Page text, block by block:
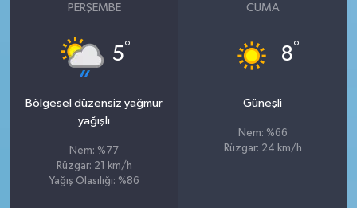
PERŞEMBE
5°
Bölgesel düzensiz yağmur
yağışlı
Nem: %77
Rüzgar: 21 km/h
Yağış Olasılığı: %86
CUMA
8°
Güneşli
Nem: %66
Rüzgar: 24 km/h